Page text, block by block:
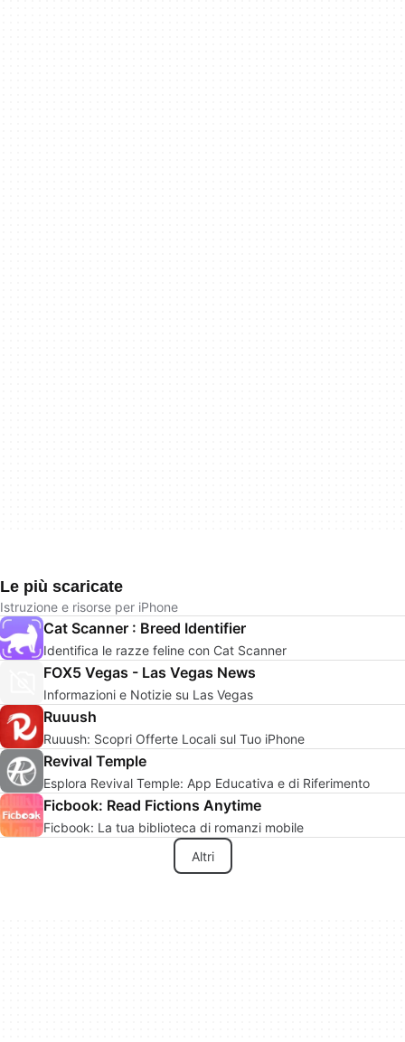
Le più scaricate
Istruzione e risorse per iPhone
Cat Scanner : Breed Identifier
Identifica le razze feline con Cat Scanner
FOX5 Vegas - Las Vegas News
Informazioni e Notizie su Las Vegas
Ruuush
Ruuush: Scopri Offerte Locali sul Tuo iPhone
Revival Temple
Esplora Revival Temple: App Educativa e di Riferimento
Ficbook: Read Fictions Anytime
Ficbook: La tua biblioteca di romanzi mobile
Altri